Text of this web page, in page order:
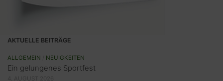
AKTUELLE BEITRÄGE
ALLGEMEIN NEUIGKEITEN
Ein gelungenes Sportfest